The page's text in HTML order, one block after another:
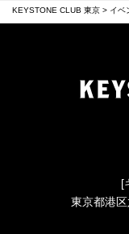
KEYSTONE CLUB 東京 > イベ
[
東京都港